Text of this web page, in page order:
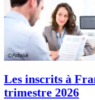
Les inscrits à
trimestre 2026